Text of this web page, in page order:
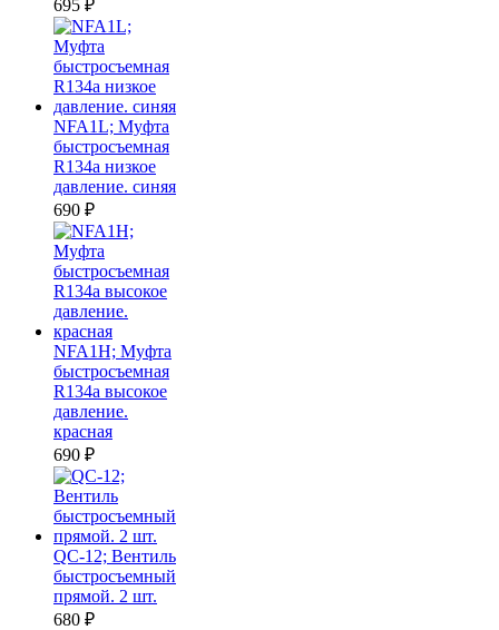
695 ₽
NFA1L; Муфта
быстросъемная
R134a низкое
давление. синяя
690 ₽
NFA1H; Муфта
быстросъемная
R134a высокое
давление.
красная
690 ₽
QC-12; Вентиль
быстросъемный
прямой. 2 шт.
680 ₽